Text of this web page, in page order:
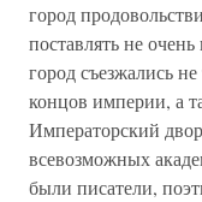
город
поставлять не
город съезжались
концов империи, а
Императорский
всевозможных
были писатели,